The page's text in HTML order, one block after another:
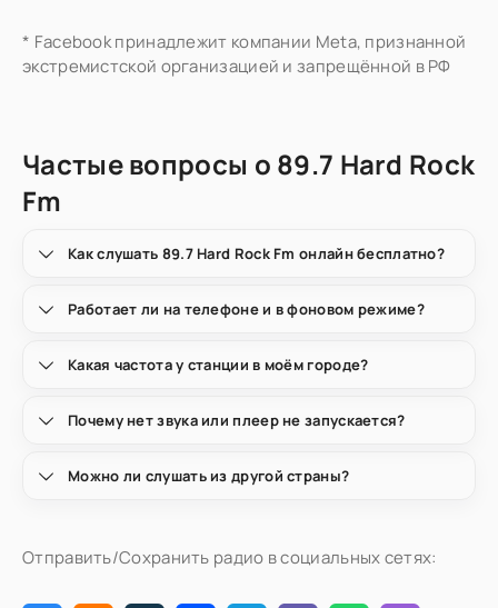
* Facebook принадлежит компании Meta, признанной
экстремистской организацией и запрещённой в РФ
Частые вопросы о 89.7 Hard Rock
Fm
Как слушать 89.7 Hard Rock Fm онлайн бесплатно?
Работает ли на телефоне и в фоновом режиме?
Какая частота у станции в моём городе?
Почему нет звука или плеер не запускается?
Можно ли слушать из другой страны?
Отправить/Сохранить радио в социальных сетях: